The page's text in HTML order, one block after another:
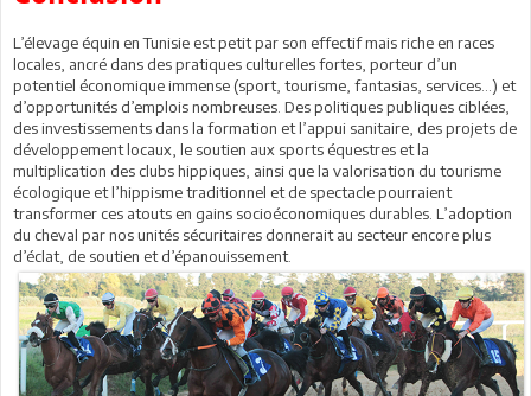
L’élevage équin en Tunisie est petit par son effectif mais riche en races
locales, ancré dans des pratiques culturelles fortes, porteur d’un
potentiel économique immense (sport, tourisme, fantasias, services…) et
d’opportunités d’emplois nombreuses. Des politiques publiques ciblées,
des investissements dans la formation et l’appui sanitaire, des projets de
développement locaux, le soutien aux sports équestres et la
multiplication des clubs hippiques, ainsi que la valorisation du tourisme
écologique et l’hippisme traditionnel et de spectacle pourraient
transformer ces atouts en gains socioéconomiques durables. L’adoption
du cheval par nos unités sécuritaires donnerait au secteur encore plus
d’éclat, de soutien et d’épanouissement.